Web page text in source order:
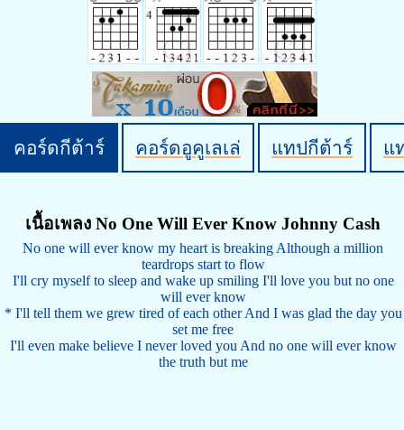
คอร์ดกีต้าร์ คอร์ดอูคูเลเล่ แทปกีต้าร์ แ
เนื้อเพลง No One Will Ever Know Johnny Cash
No one will ever know my heart is breaking Although a million
teardrops start to flow
I'll cry myself to sleep and wake up smiling I'll love you but no one
will ever know
* I'll tell them we grew tired of each other And I was glad the day you
set me free
I'll even make believe I never loved you And no one will ever know
the truth but me